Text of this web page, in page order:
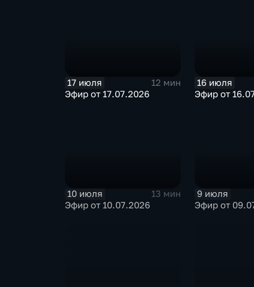
17 июля
12 мин
Эфир от 17.07.2026
16 июля
Эфир от
10 июля
13 мин
Эфир от 10.07.2026
9 июля
Эфир от